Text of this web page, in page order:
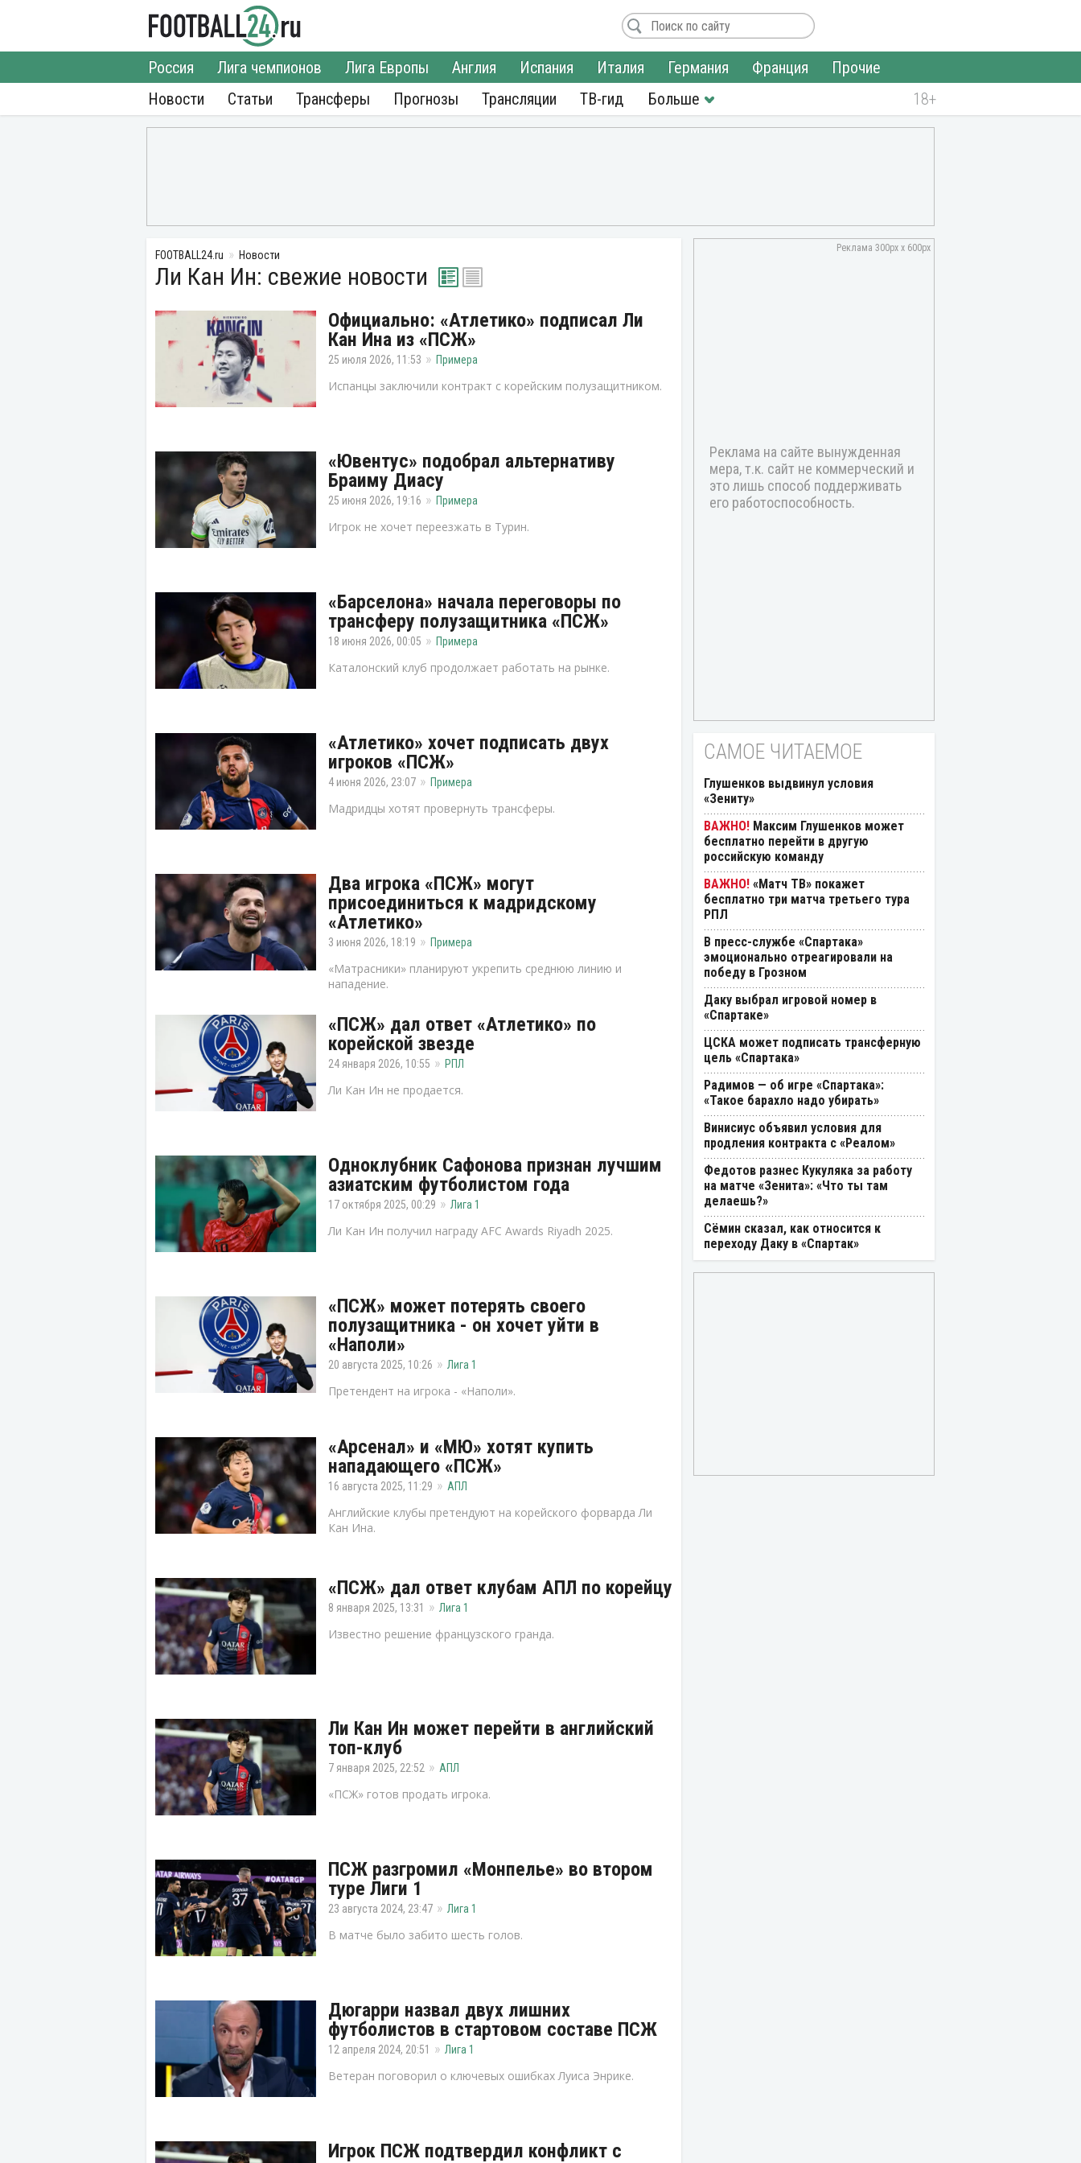
Новости
Россия Лига чемпионов Лига Европы Англия Испания Италия Германия Франция
Прочие
Статьи
Трансферы Прогнозы Трансляции ТВ-гид
FOOTBALL24.ru Новости
Ли Кан Ин: свежие новости
Официально: «Атлетико» подписал Ли
Кан Ина из «ПСЖ»
25 июля 2026, 11:53 Примера
Испанцы заключили контракт с корейским полузащитником.
«Ювентус» подобрал альтернативу
Браиму Диасу
25 июня 2026, 19:16 Примера
Игрок не хочет переезжать в Турин.
«Барселона» начала переговоры по
трансферу полузащитника «ПСЖ»
18 июня 2026, 00:05 Примера
Каталонский клуб продолжает работать на рынке.
«Атлетико» хочет подписать двух
игроков «ПСЖ»
4 июня 2026, 23:07 Примера
Мадридцы хотят провернуть трансферы.
Два игрока «ПСЖ» могут
присоединиться к мадридскому
«Атлетико»
3 июня 2026, 18:19 Примера
«Матрасники» планируют укрепить среднюю линию и
нападение.
«ПСЖ» дал ответ «Атлетико» по
корейской звезде
24 января 2026, 10:55 РПЛ
Ли Кан Ин не продается.
Одноклубник Сафонова признан лучшим
азиатским футболистом года
17 октября 2025, 00:29 Лига 1
Ли Кан Ин получил награду AFC Awards Riyadh 2025.
«ПСЖ» может потерять своего
полузащитника - он хочет уйти в
«Наполи»
20 августа 2025, 10:26 Лига 1
Претендент на игрока - «Наполи».
«Арсенал» и «МЮ» хотят купить
нападающего «ПСЖ»
16 августа 2025, 11:29 АПЛ
Английские клубы претендуют на корейского форварда Ли
Кан Ина.
«ПСЖ» дал ответ клубам АПЛ по корейцу
8 января 2025, 13:31 Лига 1
Известно решение французского гранда.
Ли Кан Ин может перейти в английский
топ-клуб
7 января 2025, 22:52 АПЛ
«ПСЖ» готов продать игрока.
ПСЖ разгромил «Монпелье» во втором
туре Лиги 1
23 августа 2024, 23:47 Лига 1
В матче было забито шесть голов.
Дюгарри назвал двух лишних
футболистов в стартовом составе ПСЖ
12 апреля 2024, 20:51 Лига 1
Ветеран поговорил о ключевых ошибках Луиса Энрике.
Игрок ПСЖ подтвердил конфликт с
САМОЕ ЧИТАЕМОЕ
Глушенков выдвинул условия
«Зениту»
Максим Глушенков может
бесплатно перейти в другую
российскую команду
«Матч ТВ» покажет
бесплатно три матча третьего тура
РПЛ
В пресс-службе «Спартака»
эмоционально отреагировали на
победу в Грозном
Даку выбрал игровой номер в
«Спартаке»
ЦСКА может подписать трансферную
цель «Спартака»
Радимов — об игре «Спартака»:
«Такое барахло надо убирать»
Винисиус объявил условия для
продления контракта с «Реалом»
Федотов разнес Кукуляка за работу
на матче «Зенита»: «Что ты там
делаешь?»
Сёмин сказал, как относится к
переходу Даку в «Спартак»